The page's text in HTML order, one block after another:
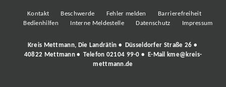
Kontakt Beschwerde Fehler melden
Barrierefreiheit
Bedienhilfen
Interne Meldestelle Datenschutz Impressum
Kreis Mettmann, Die Landrätin • Düsseldorfer Straße 26 •
40822 Mettmann • Telefon 02104 99-0 • E-Mail
kme@kreis-
mettmann.de